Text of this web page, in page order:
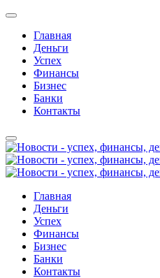
Главная
Деньги
Успех
Финансы
Бизнес
Банки
Контакты
Главная
Деньги
Успех
Финансы
Бизнес
Банки
Контакты